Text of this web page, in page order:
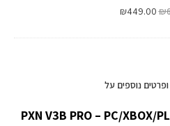
₪449.00
נוספים על
PXN V3B PRO – PC/XBOX/